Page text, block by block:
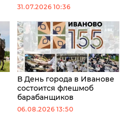
31.07.2026 10:36
В День города в Иванове
состоится флешмоб
барабанщиков
06.08.2026 13:50